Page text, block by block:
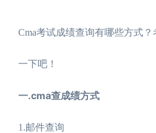
Cma考试成绩查询有哪些方式
一下吧！
一.cma查成绩方式
1.邮件查询